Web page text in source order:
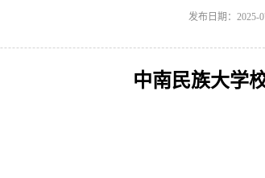
发布日期：2025-
中南民族大学